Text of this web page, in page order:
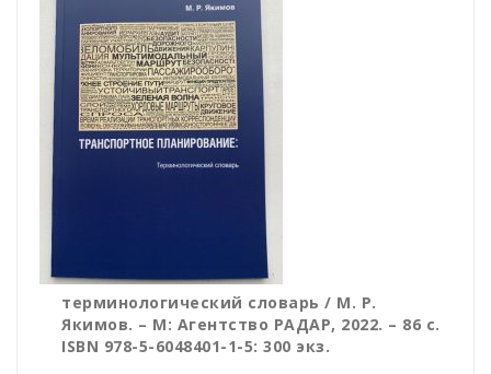
терминологический словарь / М. Р.
Якимов. – М: Агентство РАДАР, 2022. – 86 с.
ISBN 978-5-6048401-1-5: 300 экз.